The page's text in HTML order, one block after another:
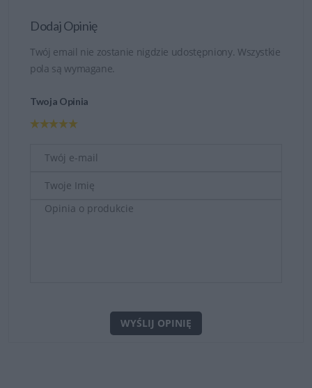
Dodaj Opinię
Twój email nie zostanie nigdzie udostępniony. Wszystkie
pola są wymagane.
Twoja Opinia
WYŚLIJ OPINIĘ